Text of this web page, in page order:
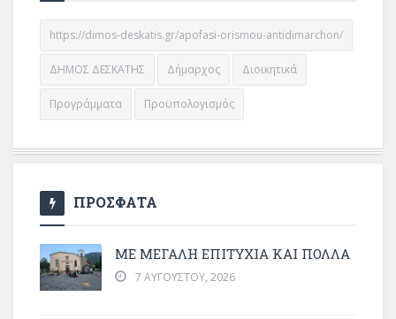
https://dimos-deskatis.gr/apofasi-orismou-antidimarchon/
ΔΗΜΟΣ ΔΕΣΚΑΤΗΣ Δήμαρχος Διοικητικά
Προγράμματα Προϋπολογισμός
ΠΡΟΣΦΑΤΑ
ΜΕ ΜΕΓΆΛΗ ΕΠΙΤΥΧΊΑ ΚΑΙ ΠΟΛΛΆ
7 ΑΥΓΟΎΣΤΟΥ, 2026